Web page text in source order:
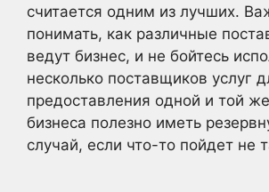
считается одним из лучших.
понимать, как различные
ведут бизнес, и не бойтесь
несколько поставщиков услуг
предоставления одной и той
бизнеса полезно иметь
случай, если что-то пойдет не